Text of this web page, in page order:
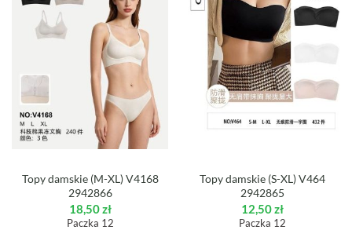
Topy damskie (M-XL) V4168
2942866
18,50zł
Paczka 12
Topy damskie (S-XL) V464
2942865
12,50zł
Paczka 12